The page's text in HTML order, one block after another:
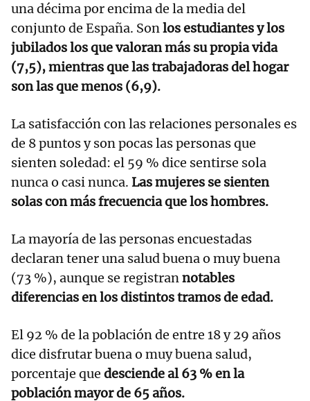
una décima por encima de la media del
conjunto de España. Sonlos estudiantes y los
jubilados los que valoran más su propia vida
(7,5), mientras que las trabajadoras del hogar
son las que menos (6,9).
La satisfacción con las relaciones personales es
de 8 puntos y son pocas las personas que
sienten soledad: el 59 % dice sentirse sola
nunca o casi nunca. Las mujeres se sienten
solas con más frecuencia que los hombres.
La mayoría de las personas encuestadas
declaran tener una salud buena o muy buena
(73 %), aunque se registrannotables
diferencias en los distintos tramos de edad.
El 92 % de la población de entre 18 y 29 años
dice disfrutar buena o muy buena salud,
porcentaje que desciende al 63 % en la
población mayor de 65 años.